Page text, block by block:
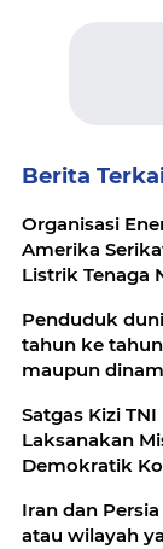
Berita
Organisasi
Amerika
Listrik Tenaga
Penduduk
tahun ke
maupun
Satgas Kizi
Laksanakan
Demokratik
Iran dan
atau wilayah